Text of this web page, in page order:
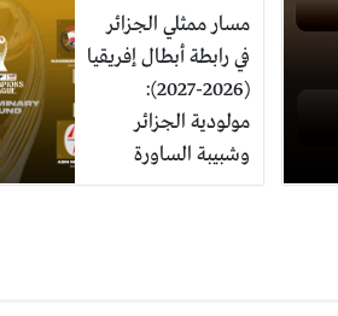
مسار ممثلي الجزائر
في رابطة أبطال إفريقيا
(2026-2027):
مولودية الجزائر
وشبيبة الساورة